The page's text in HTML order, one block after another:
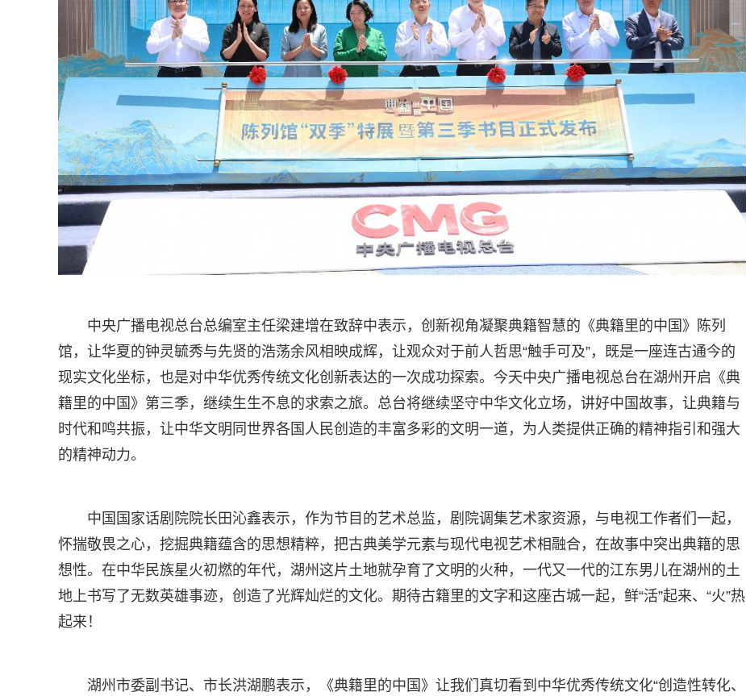
中央广播电视总台总编室主任梁建增在致辞中表示，创新视角凝聚典籍智慧的《典籍里的中国》陈列
馆，让华夏的钟灵毓秀与先贤的浩荡余风相映成辉，让观众对于前人哲思“触手可及”，既是一座连古通今的
现实文化坐标，也是对中华优秀传统文化创新表达的一次成功探索。今天中央广播电视总台在湖州开启《典
籍里的中国》第三季，继续生生不息的求索之旅。总台将继续坚守中华文化立场，讲好中国故事，让典籍与
时代和鸣共振，让中华文明同世界各国人民创造的丰富多彩的文明一道，为人类提供正确的精神指引和强大
的精神动力。
中国国家话剧院院长田沁鑫表示，作为节目的艺术总监，剧院调集艺术家资源，与电视工作者们一起，
怀揣敬畏之心，挖掘典籍蕴含的思想精粹，把古典美学元素与现代电视艺术相融合，在故事中突出典籍的思
想性。在中华民族星火初燃的年代，湖州这片土地就孕育了文明的火种，一代又一代的江东男儿在湖州的土
地上书写了无数英雄事迹，创造了光辉灿烂的文化。期待古籍里的文字和这座古城一起，鲜“活”起来、“火”热
起来！
湖州市委副书记、市长洪湖鹏表示，《典籍里的中国》让我们真切看到中华优秀传统文化“创造性转化、